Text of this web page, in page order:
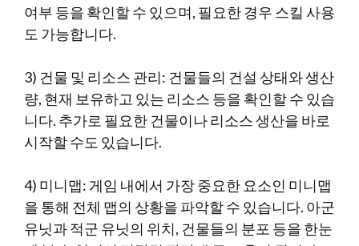
여부 등을 확인할 수 있으며, 필요한 경우 스킬 사용
도 가능합니다.
3) 건물 및 리소스 관리: 건물들의 건설 상태와 생산
량, 현재 보유하고 있는 리소스 등을 확인할 수 있습
니다. 추가로 필요한 건물이나 리소스 생산을 바로
시작할 수도 있습니다.
4) 미니맵: 게임 내에서 가장 중요한 요소인 미니맵
을 통해 전체 맵의 상황을 파악할 수 있습니다. 아군
유닛과 적군 유닛의 위치, 건물들의 분포 등을 한눈